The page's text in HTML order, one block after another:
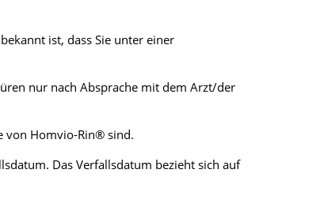
ist, dass Sie unter einer
nur nach Absprache mit dem Arzt/der
von Homvio-Rin® sind.
Das Verfallsdatum bezieht sich auf